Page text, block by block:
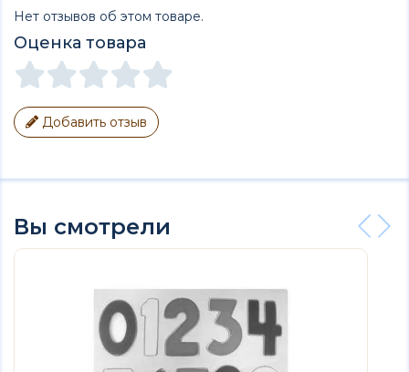
Нет отзывов об этом товаре.
Оценка товара
Добавить отзыв
Вы смотрели